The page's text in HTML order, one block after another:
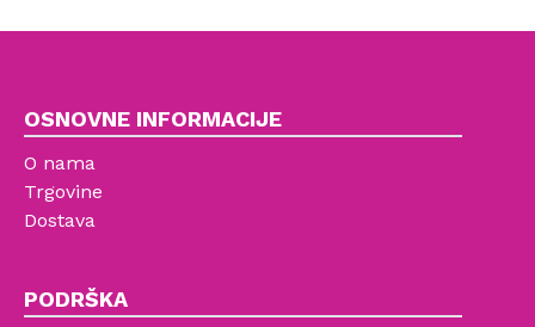
OSNOVNE INFORMACIJE
O nama
Trgovine
Dostava
PODRŠKA